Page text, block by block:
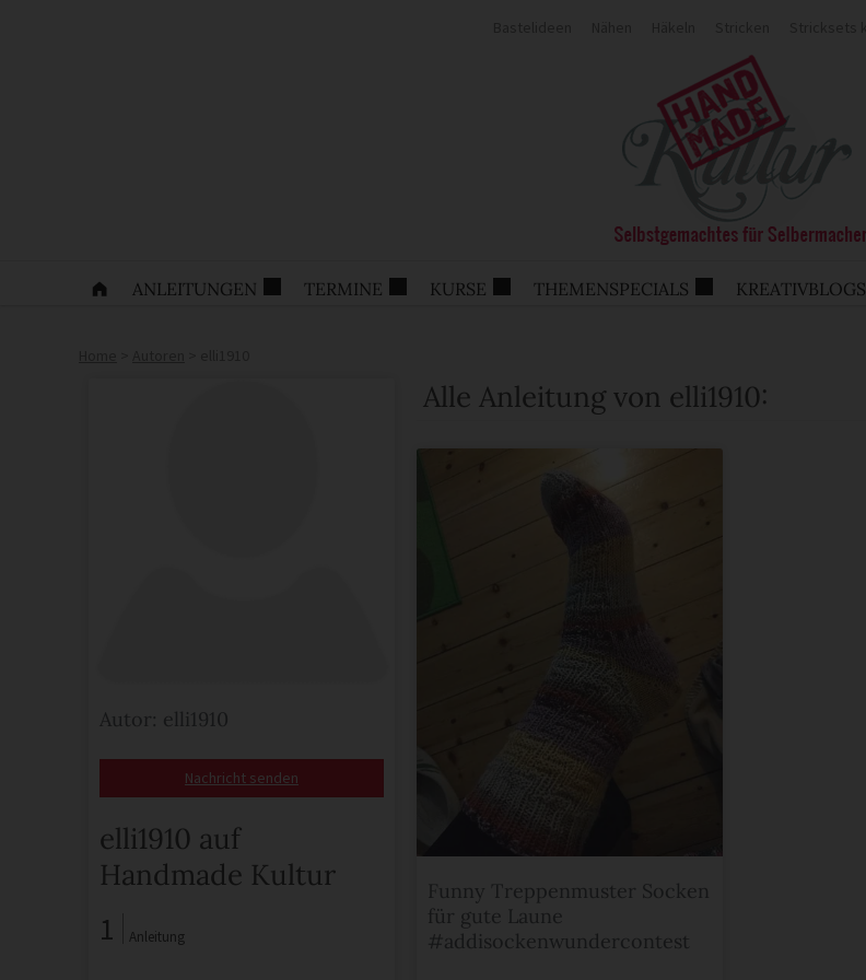
ANLEITUNGEN TERMINE KURSE THEMENSPECIALS KREATIVBLOGS
Autor: elli1910
Nachricht senden
elli1910 auf
Handmade Kultur
1 Anleitung
Alle Anleitung von elli1910:
Funny Treppenmuster Socken
für gute Laune
#addisockenwundercontest